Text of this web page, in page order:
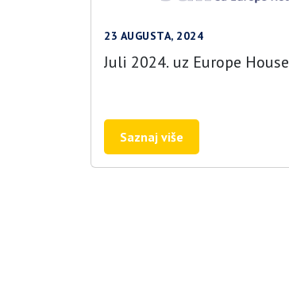
23 AUGUSTA, 2024
Juli 2024. uz Europe House
Saznaj više